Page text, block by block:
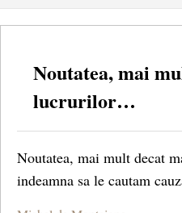
Noutatea, mai
lucrurilor…
Noutatea, mai mult decat
indeamna sa le cautam